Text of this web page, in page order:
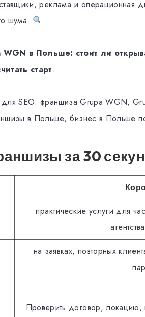
реклама и операционная
шума.
в Польше: стоит ли
старт.
SEO: франшиза Grupa WGN,
в Польше, бизнес в Польше
за 30
практические услуги для
на заявках, повторных
Проверить договор,